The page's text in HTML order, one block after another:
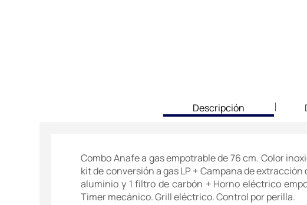
current
tab:
Descripción
Combo Anafe a gas empotrable de 76 cm. Color
kit de conversión a gas LP + Campana de
aluminio y 1 filtro de carbón + Horno eléctrico
Timer mecánico. Grill eléctrico. Control por perilla.